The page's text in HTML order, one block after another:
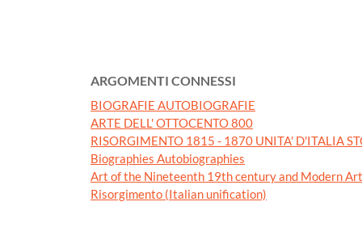
ARGOMENTI CONNESSI
BIOGRAFIE AUTOBIOGRAFIE
ARTE DELL' OTTOCENTO 800
RISORGIMENTO 1815 - 1870 UNITA' D'ITALIA
Biographies Autobiographies
Art of the Nineteenth 19th century and Modern Art
Risorgimento (Italian unification)